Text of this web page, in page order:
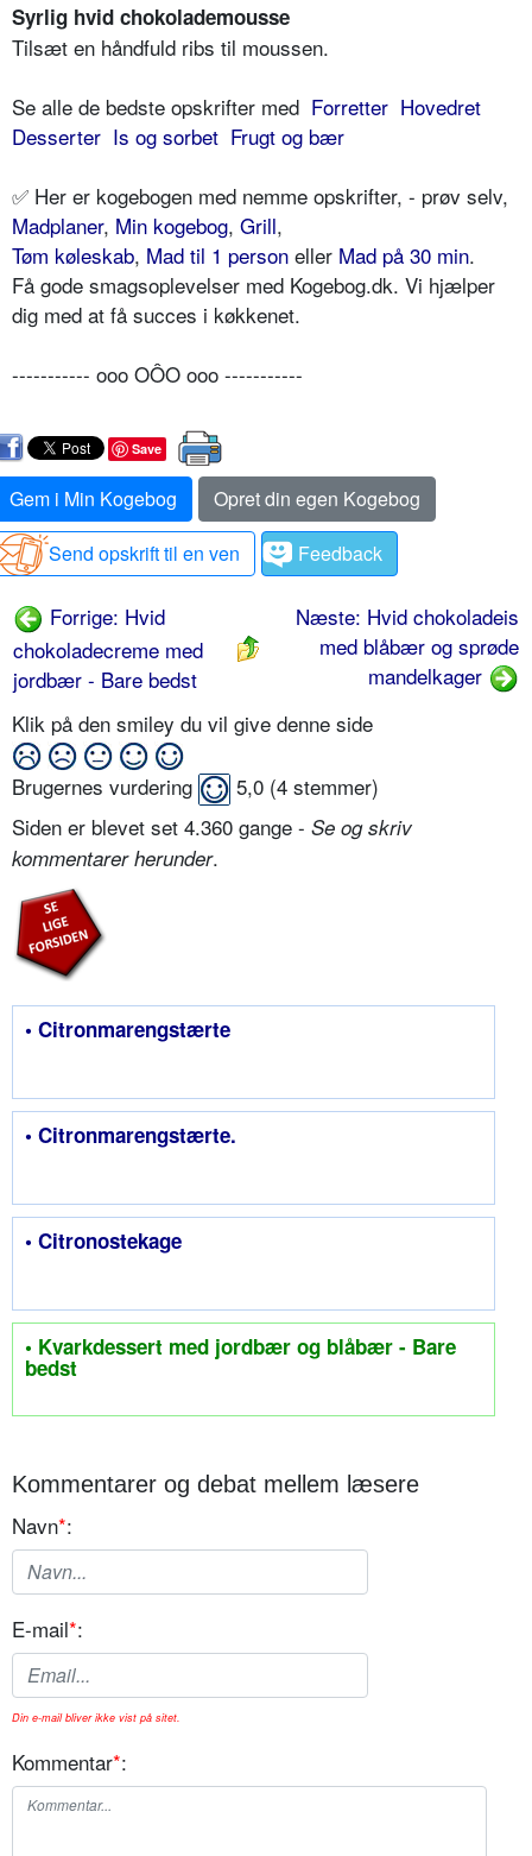
Syrlig hvid chokolademousse
Tilsæt en håndfuld ribs til moussen.
Se alle de bedste opskrifter med Forretter Hovedret
Desserter Is og sorbet Frugt og bær
✅ Her er kogebogen med nemme opskrifter, - prøv selv,
Madplaner, Min kogebog, Grill,
Tøm køleskab, Mad til 1 person eller Mad på 30 min.
Få gode smagsoplevelser med Kogebog.dk. Vi hjælper
dig med at få succes i køkkenet.
----------- ooo OÔO ooo -----------
Save
Gem i Min Kogebog
Opret din egen Kogebog
Send opskrift til en ven
Feedback
Forrige: Hvid
chokoladecreme med
jordbær - Bare bedst
Næste: Hvid chokoladeis
med blåbær og sprøde
mandelkager
Klik på den smiley du vil give denne side
Brugernes vurdering 5,0 (4 stemmer)
Siden er blevet set 4.360 gange - Se og skriv
kommentarer herunder.
• Citronmarengstærte
• Citronmarengstærte.
• Citronostekage
• Kvarkdessert med jordbær og blåbær - Bare
bedst
Kommentarer og debat mellem læsere
Navn*:
E-mail*:
Din e-mail bliver ikke vist på sitet.
Kommentar*: